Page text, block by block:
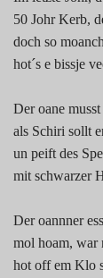
50 Johr Kerb,
doch so
hot´s e bissje
Der oane
als Schiri sollt
un peift des
mit schwarzer
Der oannner
mol hoam, war
hot off em Klo